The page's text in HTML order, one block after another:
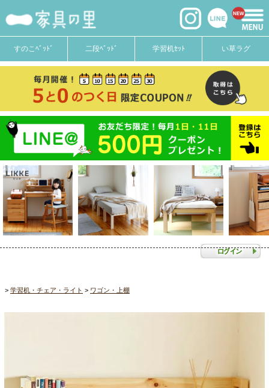
すのこﾍﾞｯﾄﾞ 二段ﾍﾞｯﾄﾞ 学習机ｾｯﾄ い草ラグ
学習机・チェア・ライト ワゴン・上棚